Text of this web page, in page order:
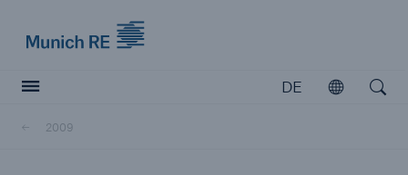
DE
Öffnen
2009